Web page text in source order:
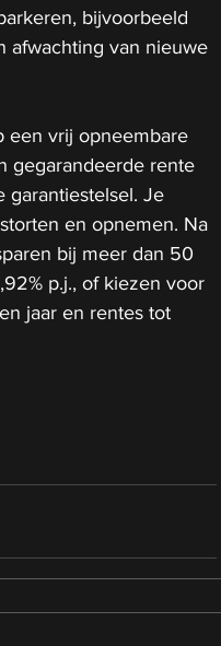
bijvoorbeeld
afwachting van nieuwe
een vrij opneembare
gegarandeerde rente
garantiestelsel. Je
en opnemen. Na
bij meer dan 50
p.j., of kiezen voor
jaar en rentes tot